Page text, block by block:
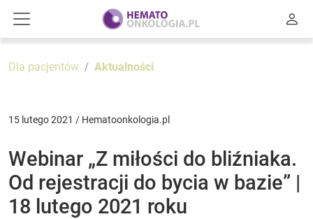
Dla pacjentów Aktualności
15 lutego 2021 / Hematoonkologia.pl
Webinar „Z miłości do bliźniaka.
Od rejestracji do bycia w bazie” |
18 lutego 2021 roku